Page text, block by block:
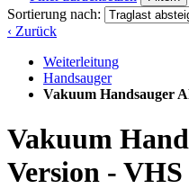
Sortierung nach:
‹ Zurück
Weiterleitung
Handsauger
Vakuum Handsauger
Vakuum
Version -